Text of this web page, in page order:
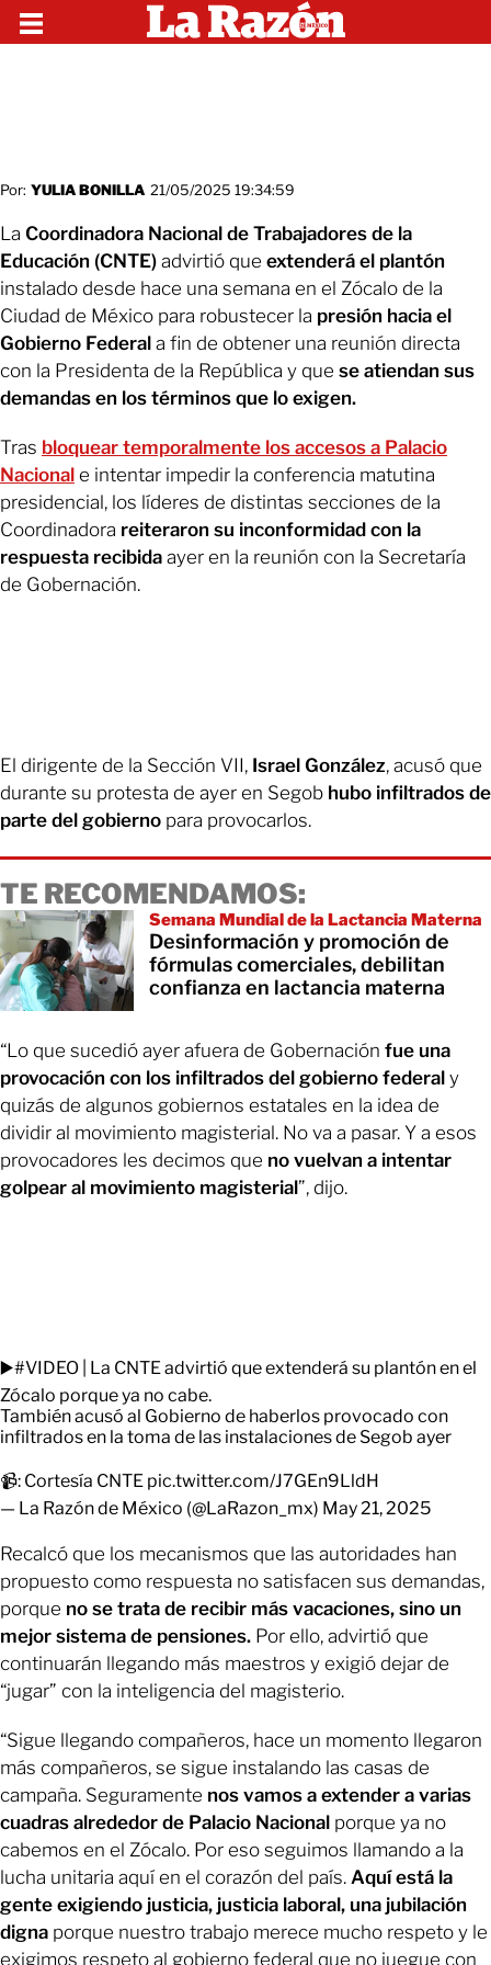
Por: YULIA BONILLA 21/05/2025 19:34:59
La Coordinadora Nacional de Trabajadores de la
Educación (CNTE) advirtió que extenderá el plantón
instalado desde hace una semana en el Zócalo de la
Ciudad de México para robustecer la presión hacia el
Gobierno Federal a fin de obtener una reunión directa
con la Presidenta de la República y que se atiendan sus
demandas en los términos que lo exigen.
Tras bloquear temporalmente los accesos a Palacio
Nacional e intentar impedir la conferencia matutina
presidencial, los líderes de distintas secciones de la
Coordinadora reiteraron su inconformidad con la
respuesta recibida ayer en la reunión con la Secretaría
de Gobernación.
El dirigente de la Sección VII, Israel González, acusó que
durante su protesta de ayer en Segob hubo infiltrados de
parte del gobierno para provocarlos.
TE RECOMENDAMOS:
Semana Mundial de la Lactancia Materna
Desinformación y promoción de
fórmulas comerciales, debilitan
confianza en lactancia materna
“Lo que sucedió ayer afuera de Gobernación fue una
provocación con los infiltrados del gobierno federal y
quizás de algunos gobiernos estatales en la idea de
dividir al movimiento magisterial. No va a pasar. Y a esos
provocadores les decimos que no vuelvan a intentar
golpear al movimiento magisterial”, dijo.
▶️#VIDEO | La CNTE advirtió que extenderá su plantón en el
Zócalo porque ya no cabe.
También acusó al Gobierno de haberlos provocado con
infiltrados en la toma de las instalaciones de Segob ayer
📹: Cortesía CNTE pic.twitter.com/J7GEn9LldH
— La Razón de México (@LaRazon_mx) May 21, 2025
Recalcó que los mecanismos que las autoridades han
propuesto como respuesta no satisfacen sus demandas,
porque no se trata de recibir más vacaciones, sino un
mejor sistema de pensiones. Por ello, advirtió que
continuarán llegando más maestros y exigió dejar de
“jugar” con la inteligencia del magisterio.
“Sigue llegando compañeros, hace un momento llegaron
más compañeros, se sigue instalando las casas de
campaña. Seguramente nos vamos a extender a varias
cuadras alrededor de Palacio Nacional porque ya no
cabemos en el Zócalo. Por eso seguimos llamando a la
lucha unitaria aquí en el corazón del país. Aquí está la
gente exigiendo justicia, justicia laboral, una jubilación
digna porque nuestro trabajo merece mucho respeto y le
exigimos respeto al gobierno federal que no juegue con